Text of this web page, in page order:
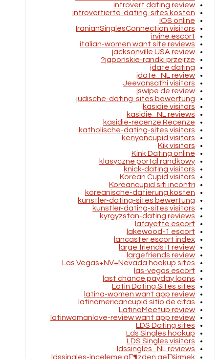
introvert dating review
introvertierte-dating-sites kosten
IOS online
IranianSinglesConnection visitors
irvine escort
italian-women want site reviews
jacksonville USA review
japonskie-randki przejrze?
jdate dating
jdate_NL review
Jeevansathi visitors
jswipe de review
judische-dating-sites bewertung
kasidie visitors
kasidie_NL reviews
kasidie-recenze Recenze
katholische-dating-sites visitors
kenyancupid visitors
Kik visitors
Kink Dating online
klasyczne portal randkowy
knick-dating visitors
Korean Cupid visitors
Koreancupid siti incontri
koreanische-datierung kosten
kunstler-dating-sites bewertung
kunstler-dating-sites visitors
kyrgyzstan-dating reviews
lafayette escort
lakewood-1 escort
lancaster escort index
large friends it review
largefriends review
Las Vegas+NV+Nevada hookup sites
las-vegas escort
last chance payday loans
Latin Dating Sites sites
latina-women want app review
latinamericancupid sitio de citas
LatinoMeetup review
latinwomanlove-review want app review
LDS Dating sites
Lds Singles hookup
LDS Singles visitors
ldssingles_NL reviews
ldssingles-inceleme gГ¶zden geГ§irmek